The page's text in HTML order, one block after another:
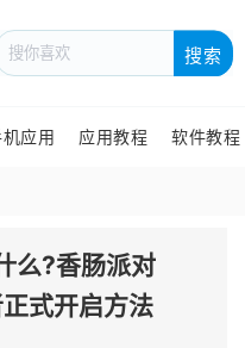
搜索
应用 应用教程 软件教程
么?香肠派对
式开启方法